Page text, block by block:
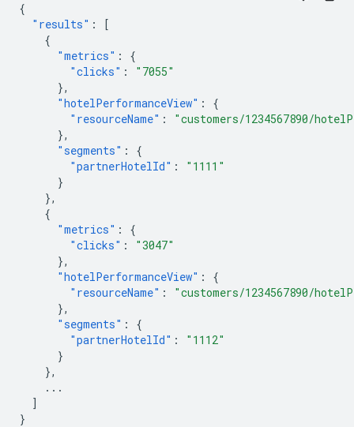
{
"results" :
[
{
"metrics" :
{
"clicks" :
"7055"
},
"hotelPerformanceView" :
{
"resourceName" :
"customers/1234567890/
},
"segments" :
{
"partnerHotelId" :
"1111"
}
},
{
"metrics" :
{
"clicks" :
"3047"
},
"hotelPerformanceView" :
{
"resourceName" :
"customers/1234567890/
},
"segments" :
{
"partnerHotelId" :
"1112"
}
},
...
]
}